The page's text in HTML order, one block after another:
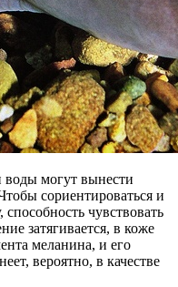
воды могут вынести
сориентироваться и
чувствовать
затягивается, в коже
меланина, и его
вероятно, в качестве